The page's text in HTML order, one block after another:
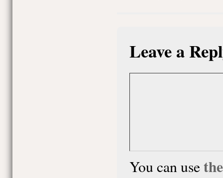
Leave a
You can use